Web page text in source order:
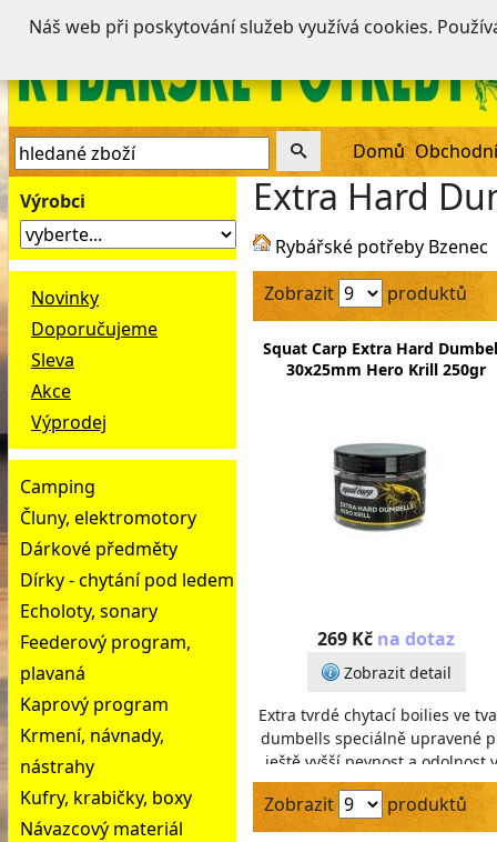
Domů
Výrobci
Novinky
Doporučujeme
Sleva
Akce
Výprodej
Camping
Čluny, elektromotory
Dárkové předměty
Dírky - chytání pod ledem
Echoloty, sonary
Feederový program,
plavaná
Kaprový program
Krmení, návnady,
nástrahy
Kufry, krabičky, boxy
Návazcový materiál
Extra Hard
Rybářské potřeby Bzenec
Zobrazit
produktů
Squat Carp Extra Hard
30x25mm Hero Krill 250gr
269 Kč na dotaz
Zobrazit detail
Extra tvrdé chytací boilies ve
dumbells speciálně upravené
ještě vyšší pevnost a odolnost
vodě, sušené na vzduchu
Ideáln
Zobrazit produktů
Náš web při poskytování služeb využívá cookies.